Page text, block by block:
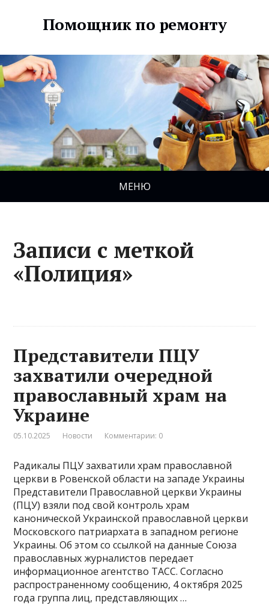
Помощник по ремонту
МЕНЮ
Записи с меткой
«Полиция»
Представители ПЦУ
захватили очередной
православный храм на
Украине
05.10.2025 Новости Комментарии: 0
Радикалы ПЦУ захватили храм православной
церкви в Ровенской области на западе Украины
Представители Православной церкви Украины
(ПЦУ) взяли под свой контроль храм
канонической Украинской православной церкви
Московского патриархата в западном регионе
Украины. Об этом со ссылкой на данные Союза
православных журналистов передает
информационное агентство ТАСС. Согласно
распространенному сообщению, 4 октября 2025
года группа лиц, представляющих …